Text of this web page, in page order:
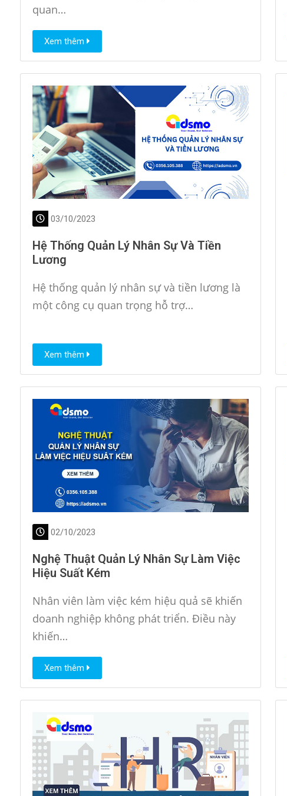
quan…
Xem thêm
03/10/2023
Hệ Thống Quản Lý Nhân Sự Và Tiền
Lương
Hệ thống quản lý nhân sự và tiền lương là
một công cụ quan trọng hỗ trợ…
Xem thêm
02/10/2023
Nghệ Thuật Quản Lý Nhân Sự Làm Việc
Hiệu Suất Kém
Nhân viên làm việc kém hiệu quả sẽ khiến
doanh nghiệp không phát triển. Điều này
khiến…
Xem thêm